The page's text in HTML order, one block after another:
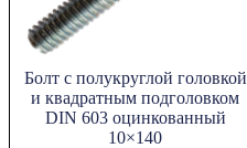
Болт с полукруглой головкой
и квадратным подголовком
DIN 603 оцинкованный
10×140